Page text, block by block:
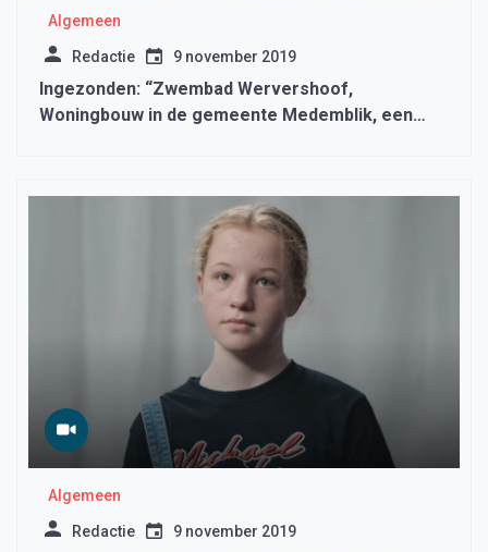
Algemeen
Redactie 9 november 2019
Ingezonden: “Zwembad Wervershoof,
Woningbouw in de gemeente Medemblik, een
Algemeen
Redactie 9 november 2019